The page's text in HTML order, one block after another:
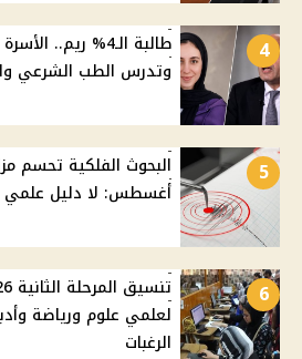
4
طالبة الـ4% ريم..
وتدرس الطب الشرعي
5
أغسطس: لا دليل علمي
6
لعلمي علوم ورياضة
الرغبات